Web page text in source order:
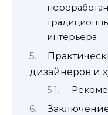
интерьера
дизайнеров и